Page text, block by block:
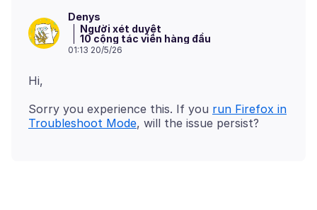
Denys
Người xét duyệt
10 cộng tác viên hàng đầu
01:13 20/5/26
Sorry you experience this. If you run Firefox in
Troubleshoot Mode